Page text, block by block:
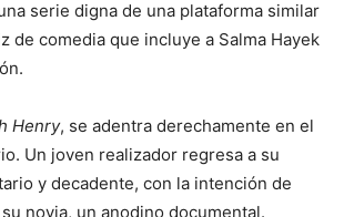
serie digna de una plataforma similar
de comedia que incluye a Salma Hayek
Henry, se adentra derechamente en el
Un joven realizador regresa a su
y decadente, con la intención de
novia, un anodino documental.